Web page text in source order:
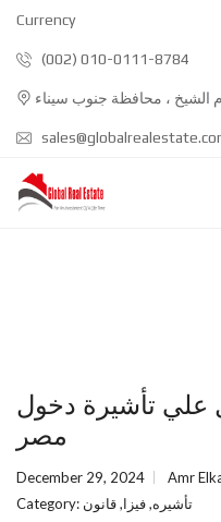
Currency
(002) 010-0111-8784
الشيخ ، محافظة جنوب سيناء
علي تأشيرة دخول
مصر
December 29, 2024
Amr
Category:
تأشيره,فيزا,قانون